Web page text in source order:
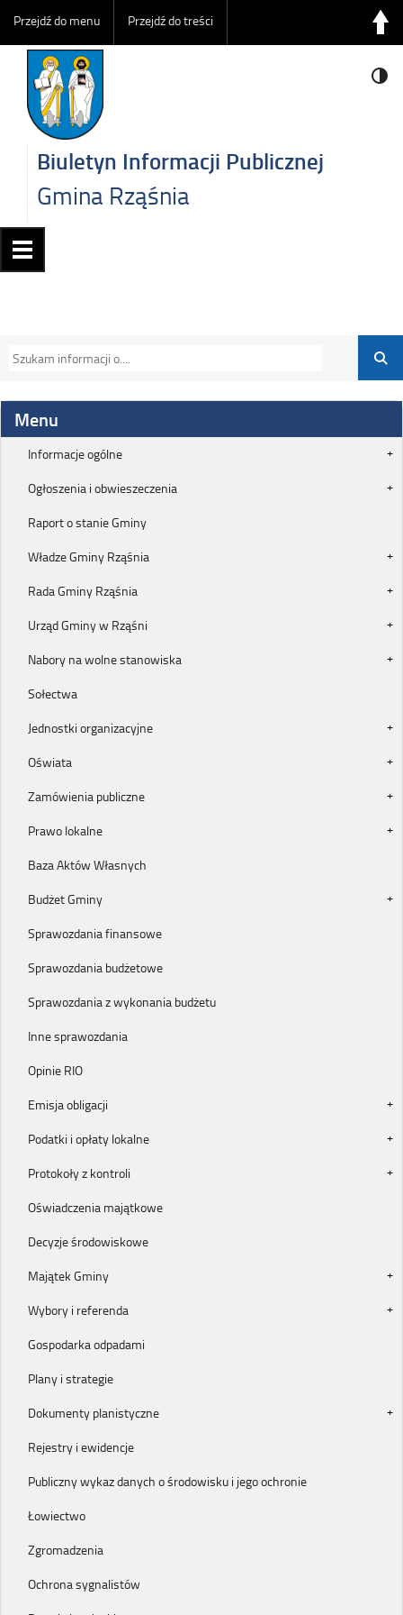
Przejdź do menu Przejdź do treści
Biuletyn Informacji Publicznej
Gmina Rząśnia
Menu
Informacje ogólne
Ogłoszenia i obwieszeczenia
Raport o stanie Gminy
Władze Gminy Rząśnia
Rada Gminy Rząśnia
Urząd Gminy w Rząśni
Nabory na wolne stanowiska
Sołectwa
Jednostki organizacyjne
Oświata
Zamówienia publiczne
Prawo lokalne
Baza Aktów Własnych
Budżet Gminy
Sprawozdania finansowe
Sprawozdania budżetowe
Sprawozdania z wykonania budżetu
Inne sprawozdania
Opinie RIO
Emisja obligacji
Podatki i opłaty lokalne
Protokoły z kontroli
Oświadczenia majątkowe
Decyzje środowiskowe
Majątek Gminy
Wybory i referenda
Gospodarka odpadami
Plany i strategie
Dokumenty planistyczne
Rejestry i ewidencje
Publiczny wykaz danych o środowisku i jego ochronie
Łowiectwo
Zgromadzenia
Ochrona sygnalistów